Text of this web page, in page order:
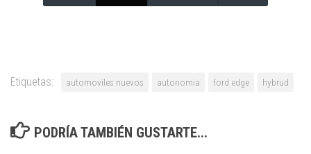
Etiquetas: automoviles nuevos autonomia ford edge hybrud
PODRÍA TAMBIÉN GUSTARTE...